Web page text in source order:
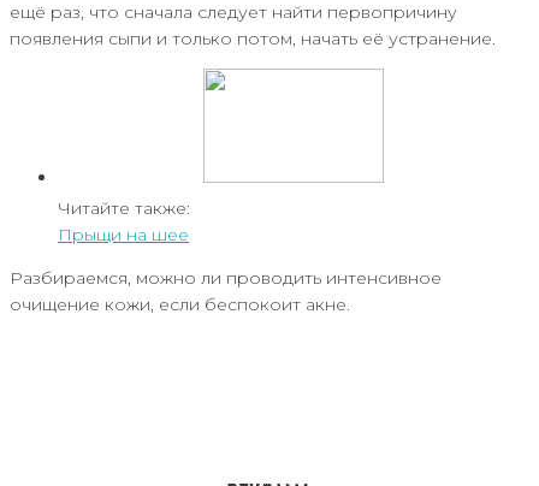
ещё раз, что сначала следует найти первопричину
появления сыпи и только потом, начать её устранение.
Читайте также:
Прыщи на шее
Разбираемся, можно ли проводить интенсивное
очищение кожи, если беспокоит акне.